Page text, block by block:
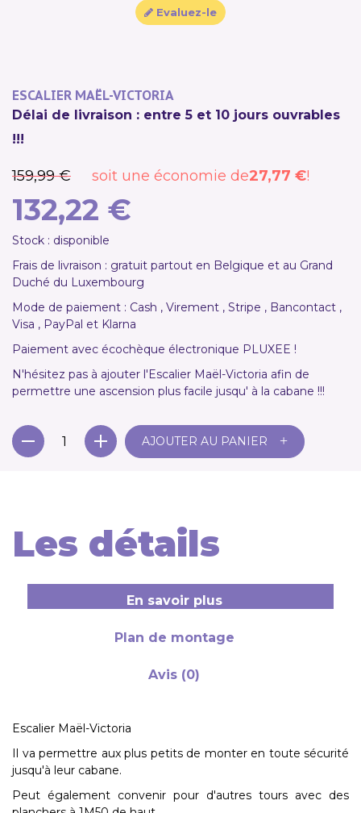
Evaluez-le
ESCALIER MAËL-VICTORIA
Délai de livraison : entre 5 et 10 jours ouvrables
!!!
159,99 € soit une économie de27,77 €!
132,22 €
Stock : disponible
Frais de livraison : gratuit partout en Belgique et au Grand
Duché du Luxembourg
Mode de paiement : Cash , Virement , Stripe , Bancontact ,
Visa , PayPal et Klarna
Paiement avec écochèque électronique PLUXEE !
N'hésitez pas à ajouter l'Escalier Maël-Victoria afin de
permettre une ascension plus facile jusqu' à la cabane !!!
AJOUTER AU PANIER +
Les détails
En savoir plus
Plan de montage
Avis (0)
Escalier Maël-Victoria
Il va permettre aux plus petits de monter en toute sécurité
jusqu'à leur cabane.
Peut également convenir pour d'autres tours avec des